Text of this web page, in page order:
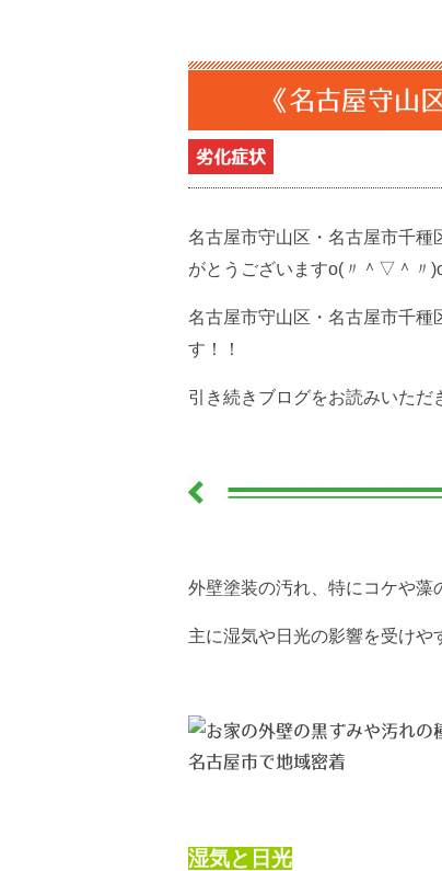
《名古屋守山
劣化症状
名古屋市守山区・名古屋市千
がとうございますo(〃＾▽＾〃
名古屋市守山区・名古屋市千種
す！！
引き続きブログをお読みいた
外壁塗装の汚れ、特にコケや
主に湿気や日光の影響を受けや
湿気と日光